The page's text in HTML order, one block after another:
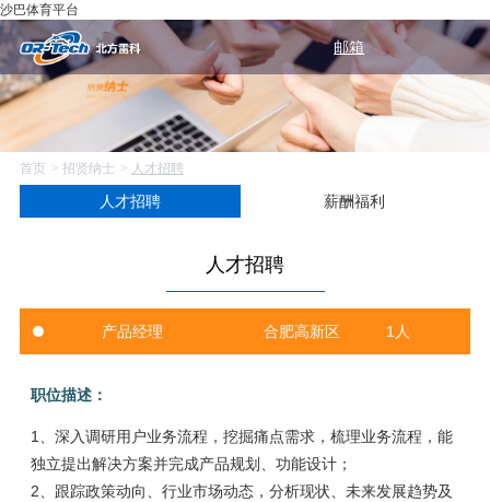
沙巴体育平台
邮箱
首页 招贤纳士 人才招聘
人才招聘 薪酬福利
人才招聘
产品经理 合肥高新区 1人
职位描述：
1、深入调研用户业务流程，挖掘痛点需求，梳理业务流程，能
独立提出解决方案并完成产品规划、功能设计；
2、跟踪政策动向、行业市场动态，分析现状、未来发展趋势及